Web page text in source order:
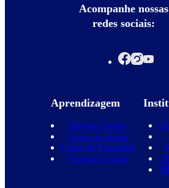
Acompanhe nossas
redes sociais:
Aprendizagem
Nossos Cursos
Curso de Inglês
Curso de Espanhol
Nossas Escolas